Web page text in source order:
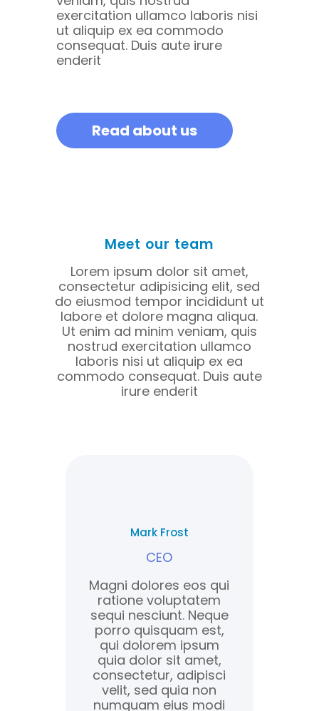
exercitation ullamco laboris nisi
ut aliquip ex ea commodo
consequat. Duis aute irure
enderit
Read about us
Meet our team
Lorem ipsum dolor sit amet,
consectetur adipisicing elit, sed
do eiusmod tempor incididunt ut
labore et dolore magna aliqua.
Ut enim ad minim veniam, quis
nostrud exercitation ullamco
laboris nisi ut aliquip ex ea
commodo consequat. Duis aute
irure enderit
Mark Frost
CEO
Magni dolores eos qui
ratione voluptatem
sequi nesciunt. Neque
porro quisquam est,
qui dolorem ipsum
quia dolor sit amet,
consectetur, adipisci
velit, sed quia non
numquam eius modi